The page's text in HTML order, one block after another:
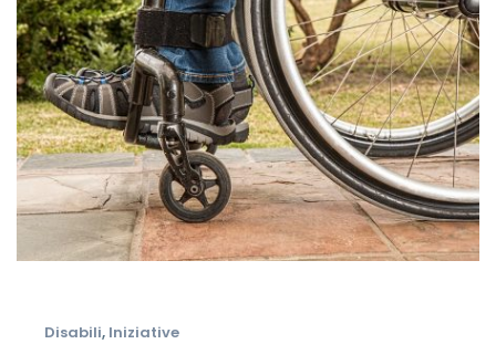
Disabili, Iniziative